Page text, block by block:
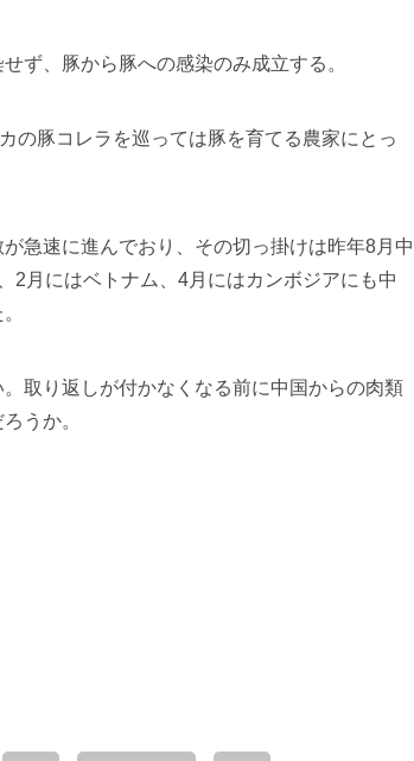
ず、豚から豚への感染のみ成立する。
の豚コレラを巡っては豚を育てる農家にとっ
急速に進んでおり、その切っ掛けは昨年8月中
2月にはベトナム、4月にはカンボジアにも中
取り返しが付かなくなる前に中国からの肉類
うか。